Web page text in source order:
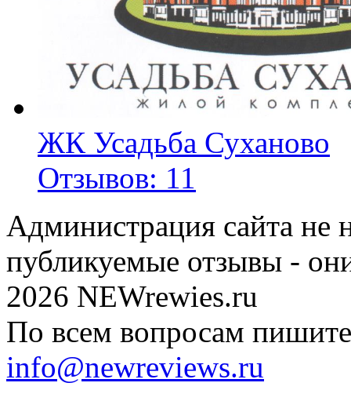
ЖК Усадьба Суханово
Отзывов: 11
Администрация сайта не
публикуемые отзывы -
2026 NEWrewies.ru
По всем вопросам
info@newreviews.ru